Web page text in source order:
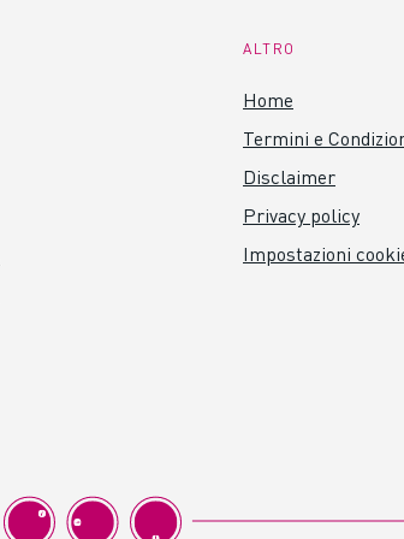
ALTRO
Home
Termini e
Disclaimer
Privacy policy
Impostazioni